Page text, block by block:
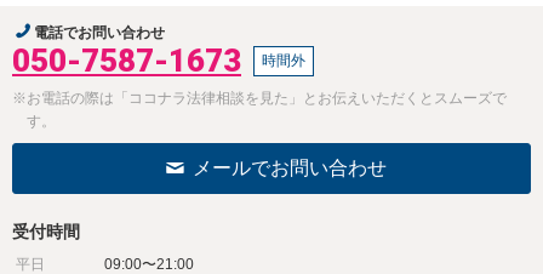
電話でお問い合わせ
050-7587-1673 時間外
※お電話の際は「ココナラ法律相談を見た」とお伝えいただくとスムーズで
す。
メールでお問い合わせ
受付時間
平日
09:00〜21:00